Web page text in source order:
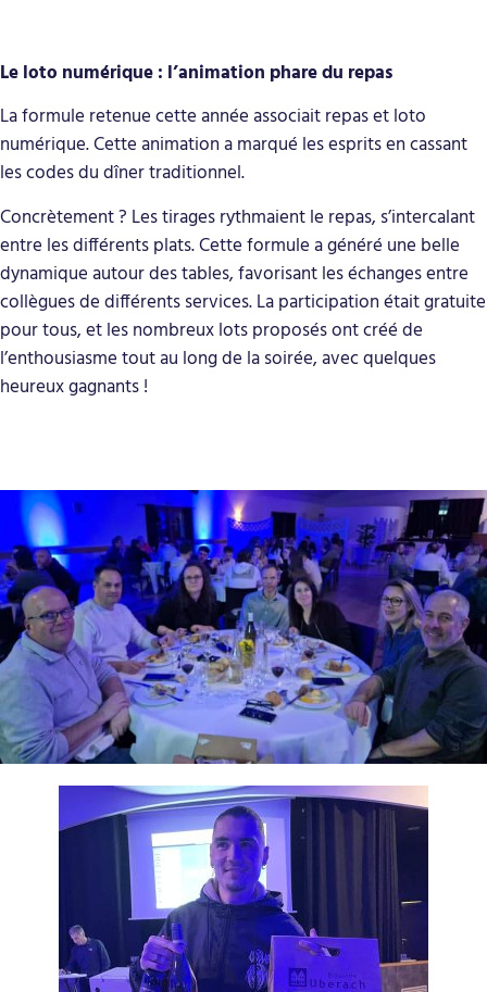
Le loto numérique : l’animation phare du repas
La formule retenue cette année associait repas et loto
numérique. Cette animation a marqué les esprits en cassant
les codes du dîner traditionnel.
Concrètement ? Les tirages rythmaient le repas, s’intercalant
entre les différents plats. Cette formule a généré une belle
dynamique autour des tables, favorisant les échanges entre
collègues de différents services. La participation était gratuite
pour tous, et les nombreux lots proposés ont créé de
l’enthousiasme tout au long de la soirée, avec quelques
heureux gagnants !